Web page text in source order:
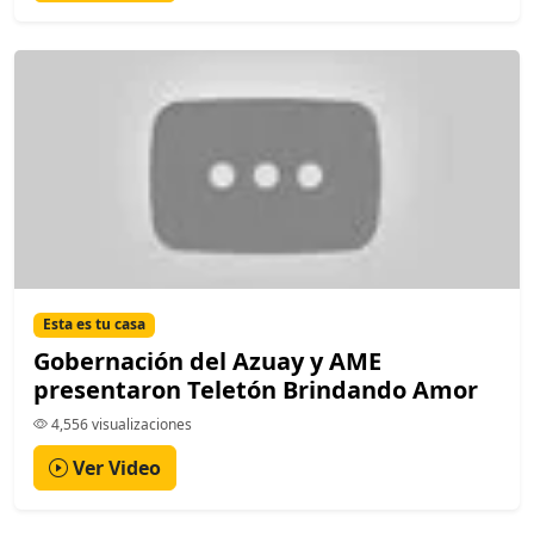
Esta es tu casa
Gobernación del Azuay y AME
presentaron Teletón Brindando Amor
4,556 visualizaciones
Ver Video